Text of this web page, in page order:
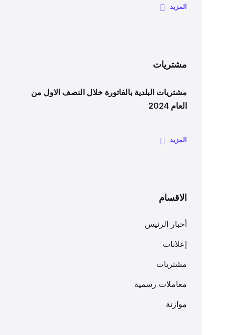
المزيد
مشتريات
مشتريات البلدية بالفاتورة خلال النصف الاول من
العام 2024
المزيد
الاقسام
أخبار الرئيس
إعلانات
مشتريات
معاملات رسمية
موازنة